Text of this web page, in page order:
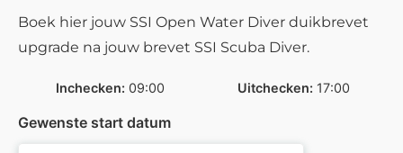
Boek hier jouw SSI Open Water Diver duikbrevet
upgrade na jouw brevet SSI Scuba Diver.
Inchecken 09:00 Uitchecken 17:00
Gewenste start datum